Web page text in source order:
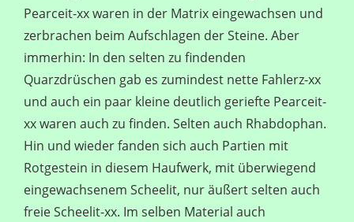
Pearceit-xx waren in der Matrix eingewachsen und
zerbrachen beim Aufschlagen der Steine. Aber
immerhin: In den selten zu findenden
Quarzdrüschen gab es zumindest nette Fahlerz-xx
und auch ein paar kleine deutlich geriefte Pearceit-
xx waren auch zu finden. Selten auch Rhabdophan.
Hin und wieder fanden sich auch Partien mit
Rotgestein in diesem Haufwerk, mit überwiegend
eingewachsenem Scheelit, nur äußert selten auch
freie Scheelit-xx. Im selben Material auch